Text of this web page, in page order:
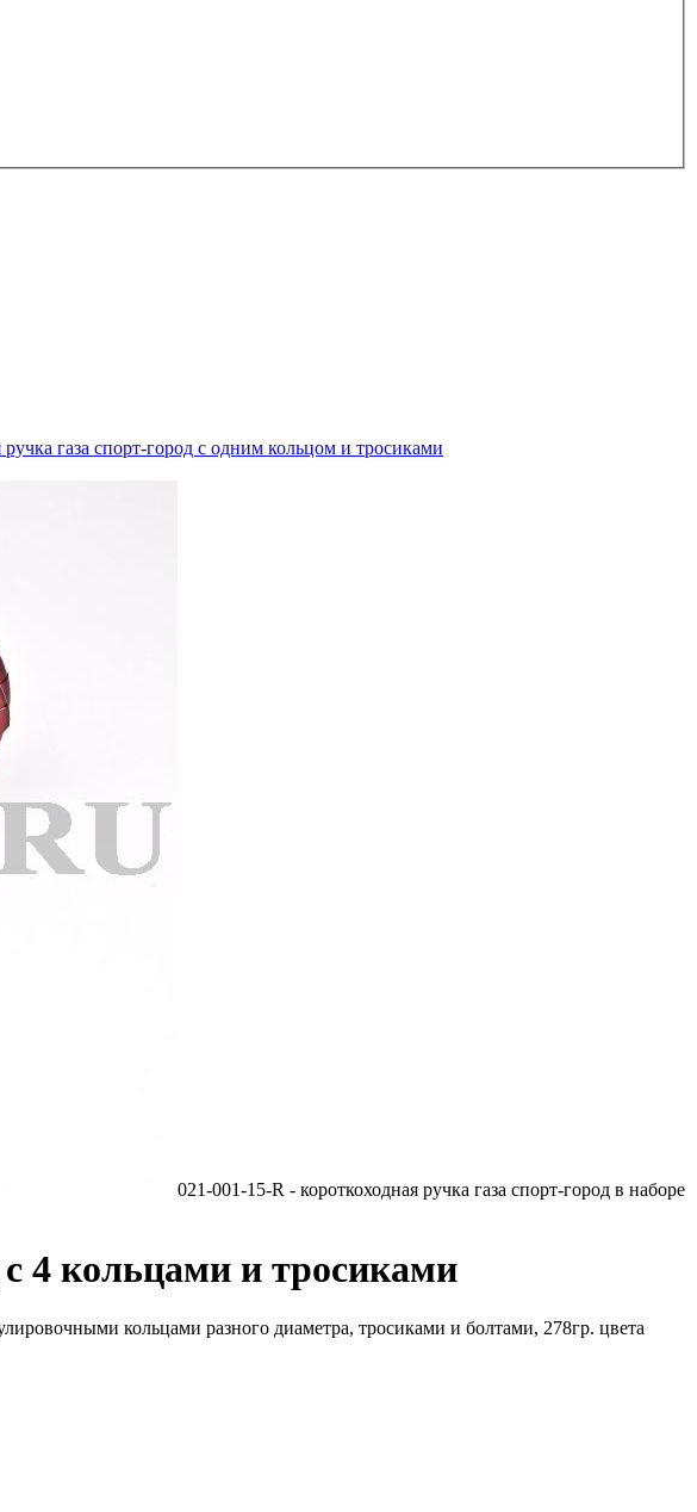
газа спорт-город с одним кольцом и тросиками
021-001-15-R - короткоходная ручка газа спорт-город в наборе
с 4 кольцами и тросиками
кольцами разного диаметра, тросиками и болтами, 278гр. цвета